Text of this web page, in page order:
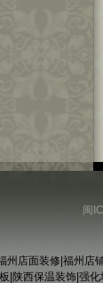
闽
州店面装修 福州店
陕西保温装饰| 强化